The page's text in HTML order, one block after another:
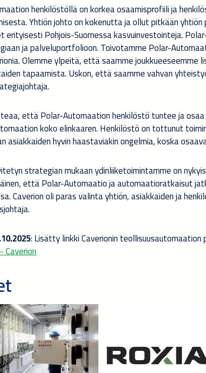
henkilöstöllä on korkea osaamisprofiili ja
Yhtiön johto on kokenutta ja ollut pitkään
Pohjois-Suomessa kasvuinvestointeja.
ja palveluportfolioon. Toivotamme Polar-
Olemme ylpeitä, että saamme joukkueeseemme
tapaamista. Uskon, että saamme vahvan
että Polar-Automaation henkilöstö tuntee ja
koko elinkaaren. Henkilöstö on tottunut
asiakkaiden hyvin haastaviakin ongelmia, koska
strategian mukaan ydinliiketoimintamme on
että Polar-Automaatio ja automaatioratkaisut
Caverion oli paras valinta yhtiön, asiakkaiden ja
: Lisätty linkki Caverionin teollisuusautomaation
Caverion